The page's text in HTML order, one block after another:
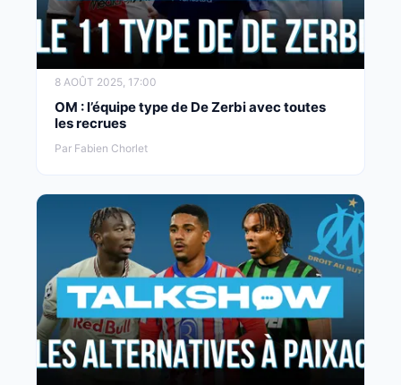
8 AOÛT 2025, 17:00
OM : l’équipe type de De Zerbi avec toutes
les recrues
Par Fabien Chorlet